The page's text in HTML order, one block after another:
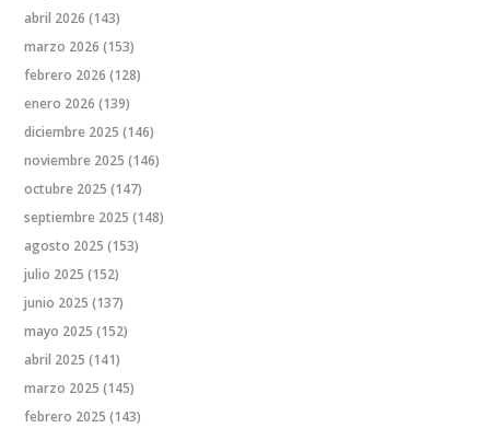
abril 2026 (143)
marzo 2026 (153)
febrero 2026 (128)
enero 2026 (139)
diciembre 2025 (146)
noviembre 2025 (146)
octubre 2025 (147)
septiembre 2025 (148)
agosto 2025 (153)
julio 2025 (152)
junio 2025 (137)
mayo 2025 (152)
abril 2025 (141)
marzo 2025 (145)
febrero 2025 (143)